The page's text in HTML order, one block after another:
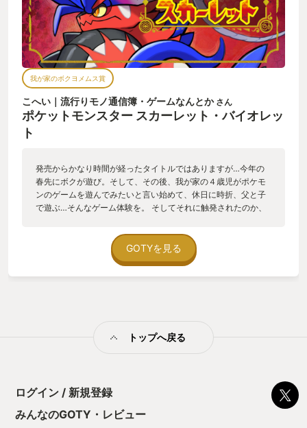
今年、バイオレットもタイプ縛りで攻略しました。 オーガポン
をストーリーで活躍させてあげられて満足！ こんな風にあなた
好みの縛りを含めた遊び方もできるぞ！ さあ、Z-Aの発売ま
で、まだまだ時間はあります。多分！ あなたもポケモンの世界
へ！ レッツゴー！
我が家のボクヨメムス賞
こへい｜流行りモノ通信簿・ゲームなんとかさん
ポケットモンスター スカーレット・バイオレッ
ト
発売からかなり時間が経ったタイトルではありますが…今年の
春先にボクが遊び。そして、その後、我が家の４歳児がポケモ
ンのゲームを遊んでみたいと言い始めて、休日に時折、父と子
で遊ぶ…そんなゲーム体験を。 そしてそれに触発されたのか、
まにゲームを遊ぶ程度でポケモンは初プレイ。 2024年、気づ
けばポケモンSVで家族３人がそれぞれに宝探しに出かけたこと
に。 ゲーム以外に幅広く展開されているポケモンというIPだか
んは妻と子に自慢の旅パをイジられます。 ファイアローがいた
GOTYを見る
トップへ戻る
ログイン / 新規登録
みんなのGOTY・レビュー